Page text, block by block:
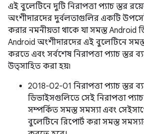
এই বুলেটিনে দুটি নিরাপত্তা প্যাচ স্তর
অংশীদারদের দুর্বলতাগুলির একটি
করার নমনীয়তা থাকে যা সমস্ত Android
Android অংশীদারদের এই বুলেটিনে
করতে এবং সর্বশেষ নিরাপত্তা প্যাচ স্তর
উত্সাহিত করা হয়৷
2018-02-01 নিরাপত্তা প্যাচ স্তর
ডিভাইসগুলিতে সেই নিরাপত্তা
সম্পর্কিত সমস্ত সমস্যা এবং সেইসাথে
বুলেটিনে রিপোর্ট করা সমস্ত